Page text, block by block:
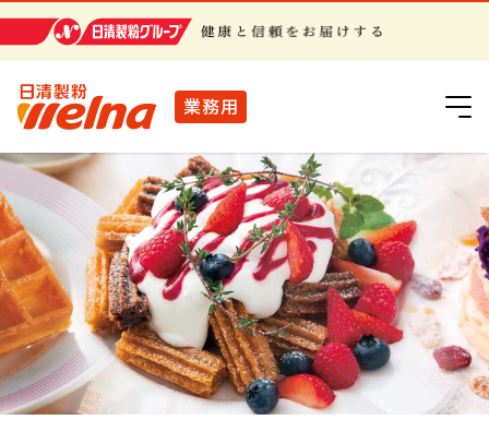
業務用
日清製粉グループ